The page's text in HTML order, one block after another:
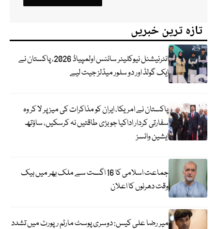
تازہ ترین خبریں
انٹرنیشنل نیوکلیئر سائنس اولمپیاڈ 2026، پاکستان نے
ایک گولڈ اور دو سلور میڈلز جیت لیے
پاکستان نے امریکا، ایران کو مذاکرات کی میز پر لا کر وہ
سفارتی کردار اداکیا جو بڑی طاقتیں نہ کرسکیں، ساؤتھ
ایشین وائسز
جماعت اسلامی کا 16 اگست سے ملک بھر میں بیک
وقت دھرنوں کا اعلان
میر رضا علی کیس: دوسری پوسٹ مارٹم رپورٹ میں تشدد